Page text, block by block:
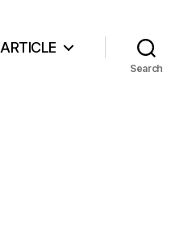
ARTICLE
Search